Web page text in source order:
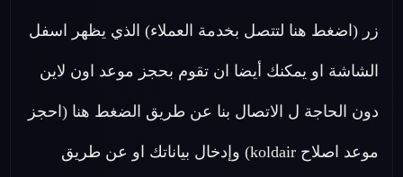
زر (اضغط هنا لتتصل بخدمة العملاء) الذي يظهر اسفل
الشاشة او يمكنك أيضا ان تقوم بحجز موعد اون لاين
دون الحاجة ل الاتصال بنا عن طريق الضغط هنا (احجز
موعد اصلاح koldair) وإدخال بياناتك او عن طريق